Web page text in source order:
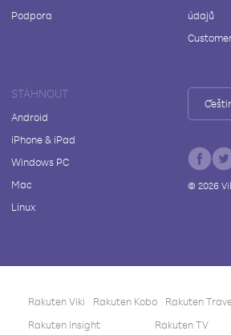
Podpora
údajů
STÁHNOUT
Android
iPhone & iPad
Windows PC
Mac
Linux
© 2026
Rakuten Viki Rakuten Kobo Rakuten
Rakuten Insight
Rakuten TV